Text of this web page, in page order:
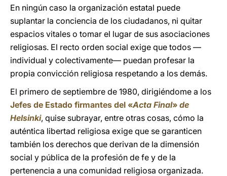
En ningún caso la organización estatal puede
suplantar la conciencia de los ciudadanos, ni quitar
espacios vitales o tomar el lugar de sus asociaciones
religiosas. El recto orden social exige que todos —
individual y colectivamente— puedan profesar la
propia convicción religiosa respetando a los demás.
El primero de septiembre de 1980, dirigiéndome a los
Jefes de Estado firmantes del «Acta Final» de
Helsinki, quise subrayar, entre otras cosas, cómo la
auténtica libertad religiosa exige que se garanticen
también los derechos que derivan de la dimensión
social y pública de la profesión de fe y de la
pertenencia a una comunidad religiosa organizada.